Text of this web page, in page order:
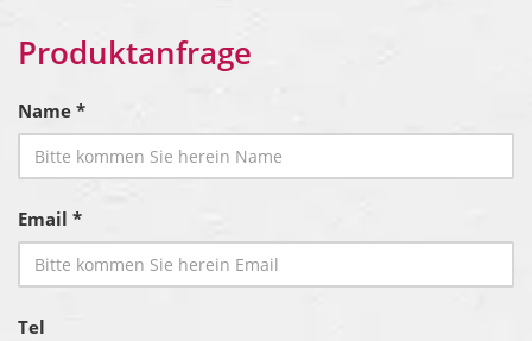
Produktanfrage
Name *
Email *
Tel